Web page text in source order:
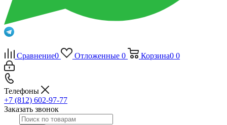
Сравнение0 Отложенные 0 Корзина0 0
Телефоны
+7 (812) 602-97-77
Заказать звонок